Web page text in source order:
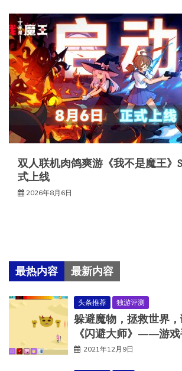
双人联机肉鸽爽游《我不是魔王》
式上线
2026年8月6日
最热内容 最新内容
头条推荐 独游评测
躲避魔物，拯救世界
《闪避大师》——游戏
2021年12月9日